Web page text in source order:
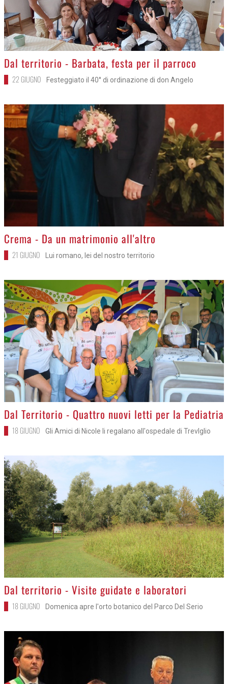
>
Dal territorio - Barbata, festa per il parroco
22 GIUGNO Festeggiato il 40° di ordinazione di don Angelo
>
Crema - Da un matrimonio all'altro
21 GIUGNO Lui romano, lei del nostro territorio
>
Dal Territorio - Quattro nuovi letti per la Pediatria
18 GIUGNO Gli Amici di Nicole li regalano all'ospedale di Trevlglio
>
Dal territorio - Visite guidate e laboratori
18 GIUGNO Domenica apre l'orto botanico del Parco Del Serio